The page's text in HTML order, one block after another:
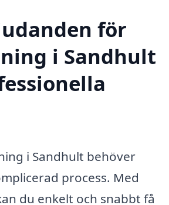
för
i Sandhult
i Sandhult behöver
process. Med
du enkelt och snabbt få